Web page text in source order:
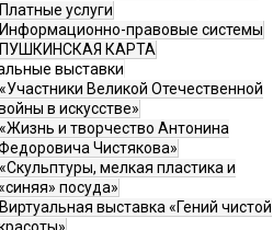
Платные услуги
Информационно-правовые системы
ПУШКИНСКАЯ КАРТА
выставки
«Участники Великой Отечественной
в искусстве»
«Жизнь и творчество Антонина
Чистякова»
«Скульптуры, мелкая пластика и
посуда»
Виртуальная выставка «Гений чистой